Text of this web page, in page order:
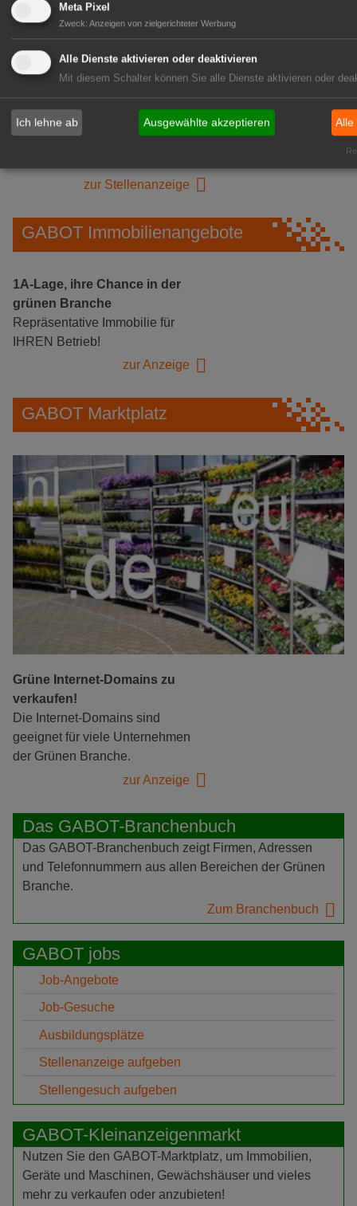
Mitarbeiter (m/w/d) für unsere
zur Stellenanzeige
GABOT Immobilienangebote
1A-Lage, ihre Chance in der
grünen Branche
Repräsentative Immobilie für
IHREN Betrieb!
zur Anzeige
GABOT Marktplatz
Grüne Internet-Domains zu
verkaufen!
Die Internet-Domains sind
geeignet für viele Unternehmen
der Grünen Branche.
zur Anzeige
Das GABOT-Branchenbuch
Das GABOT-Branchenbuch zeigt Firmen, Adressen
und Telefonnummern aus allen Bereichen der Grünen
Branche.
Zum Branchenbuch
GABOT jobs
Job-Angebote
Job-Gesuche
Ausbildungsplätze
Stellenanzeige aufgeben
Stellengesuch aufgeben
GABOT-Kleinanzeigenmarkt
Nutzen Sie den GABOT-Marktplatz, um Immobilien,
Geräte und Maschinen, Gewächshäuser und vieles
mehr zu verkaufen oder anzubieten!
Meta Pixel
Zweck: Anzeigen von zielgerichteter Werbung
Alle Dienste aktivieren oder deaktivieren
Mit diesem Schalter können Sie alle Dienste aktivieren oder
Ich lehne ab Ausgewählte akzeptieren Alle